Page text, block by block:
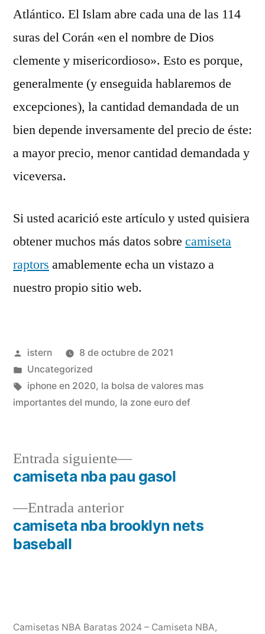
Atlántico. El Islam abre cada una de las 114
suras del Corán «en el nombre de Dios
clemente y misericordioso». Esto es porque,
generalmente (y enseguida hablaremos de
excepciones), la cantidad demandada de un
bien depende inversamente del precio de éste:
a mayor precio, menor cantidad demandada y
viceversa.
Si usted acarició este artículo y usted quisiera
obtener muchos más datos sobre camiseta
raptors amablemente echa un vistazo a
nuestro propio sitio web.
Publicado
por
istern
8 de octubre de 2021
Publicado
en
Uncategorized
Etiquetas:
iphone en 2020, la bolsa de valores mas
importantes del mundo, la zone euro def
Navegación
de
entradas
Entrada anteriorEntrada
anterior:
camiseta nba brooklyn nets
baseball
Entrada siguiente
Entrada
siguiente:
camiseta nba pau gasol
Camisetas NBA Baratas 2024 – Camiseta NBA,